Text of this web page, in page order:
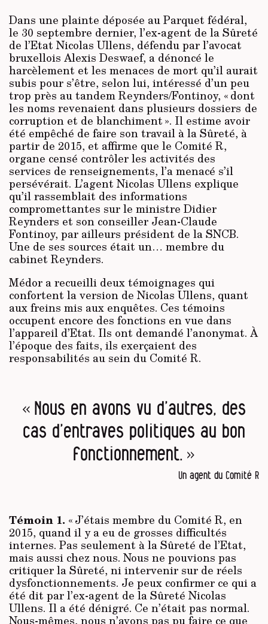
Dans une plainte déposée au Parquet fédéral,
le 30 septembre dernier, l’ex-agent de la Sûreté
de l’Etat Nicolas Ullens, défendu par l’avocat
bruxellois Alexis Deswaef, a dénoncé le
harcèlement et les menaces de mort qu’il aurait
subis pour s’être, selon lui, intéressé d’un peu
trop près au tandem Reynders/Fontinoy, « dont
les noms revenaient dans plusieurs dossiers de
corruption et de blanchiment ». Il estime avoir
été empêché de faire son travail à la Sûreté, à
partir de 2015, et affirme que le Comité R,
organe censé contrôler les activités des
services de renseignements, l’a menacé s’il
persévérait. L’agent Nicolas Ullens explique
qu’il rassemblait des informations
compromettantes sur le ministre Didier
Reynders et son conseiller Jean-Claude
Fontinoy, par ailleurs président de la SNCB.
Une de ses sources était un… membre du
cabinet Reynders.
Médor a recueilli deux témoignages qui
confortent la version de Nicolas Ullens, quant
aux freins mis aux enquêtes. Ces témoins
occupent encore des fonctions en vue dans
l’appareil d’Etat. Ils ont demandé l’anonymat. À
l’époque des faits, ils exerçaient des
responsabilités au sein du Comité R.
« Nous en avons vu d’autres, des
cas d’entraves politiques au bon
fonctionnement. »
Un agent du Comité R
Témoin 1. « J’étais membre du Comité R, en
2015, quand il y a eu de grosses difficultés
internes. Pas seulement à la Sûreté de l’Etat,
mais aussi chez nous. Nous ne pouvions pas
critiquer la Sûreté, ni intervenir sur de réels
dysfonctionnements. Je peux confirmer ce qui a
été dit par l’ex-agent de la Sûreté Nicolas
Ullens. Il a été dénigré. Ce n’était pas normal.
Nous-mêmes, nous n’avons pas pu faire ce que